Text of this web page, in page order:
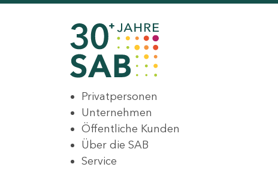
Privatpersonen
Unternehmen
Öffentliche Kunden
Über die SAB
Service